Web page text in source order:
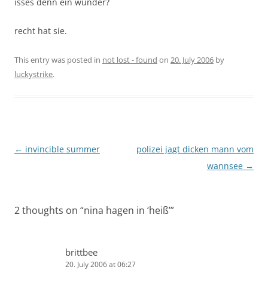
recht hat sie.
This entry was posted in not lost - found on 20. July 2006 by
luckystrike.
Post
← invincible summer
polizei jagt dicken mann vom
wannsee →
2 thoughts on “nina hagen in ‘heiß’”
brittbee
20. July 2006 at 06:27